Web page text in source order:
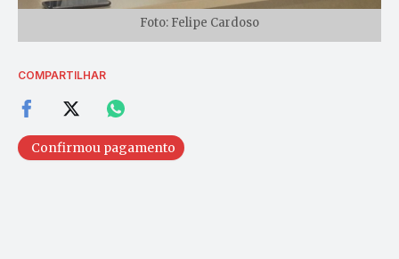
Foto: Felipe Cardoso
COMPARTILHAR
Confirmou pagamento